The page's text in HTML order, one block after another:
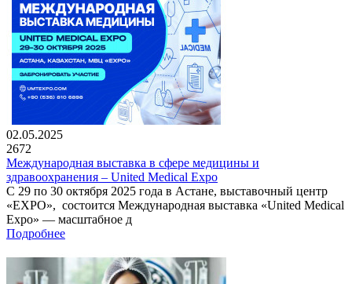
02.05.2025
2672
Международная выставка в сфере медицины и
здравоохранения – United Medical Expo
С 29 по 30 октября 2025 года в Астане, выставочный центр
«EXPO», состоится Международная выставка «United Medical
Expo» — масштабное д
Подробнее